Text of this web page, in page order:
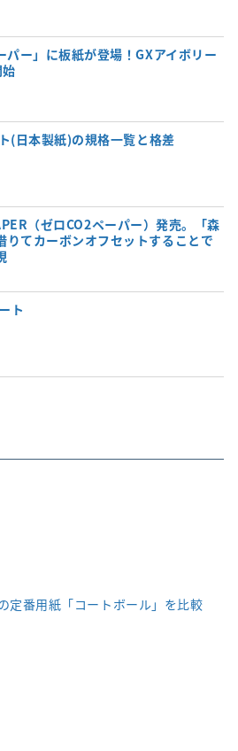
パー」に板紙が登場！GXアイボリー
(日本製紙)の規格一覧と格差
（ゼロCO2ペーパー）発売。「森
りてカーボンオフセットすることで
ト
定番用紙「コートボール」を比較